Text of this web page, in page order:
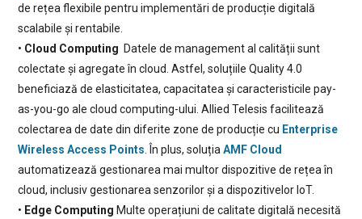
de rețea flexibile pentru implementări de producție digitală
scalabile și rentabile.
• Cloud Computing Datele de management al calității sunt
colectate și agregate în cloud. Astfel, soluțiile Quality 4.0
beneficiază de elasticitatea, capacitatea și caracteristicile pay-
as-you-go ale cloud computing-ului. Allied Telesis facilitează
colectarea de date din diferite zone de producție cu Enterprise
Wireless Access Points . În plus, soluția AMF Cloud
automatizează gestionarea mai multor dispozitive de rețea în
cloud, inclusiv gestionarea senzorilor și a dispozitivelor IoT.
• Edge Computing Multe operațiuni de calitate digitală necesită